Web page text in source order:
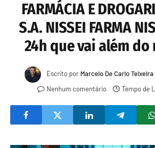
FARMÁCIA E
S.A. NISSEI FARMA
24h que vai além do
Escrito por Marcelo De Carlo Teixeira
Nenhum comentário
Tempo de